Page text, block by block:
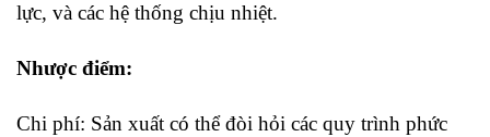
lực, và các hệ thống chịu nhiệt.
Nhược điểm:
Chi phí: Sản xuất có thể đòi hỏi các quy trình phức